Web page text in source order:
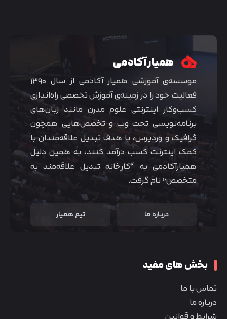
همیار آکادمی
موسسه‌ی آموزشی همیار آکادمی از سال ۱۳۹۰
فعالیت خود را در زمینه‌ی آموزش تخصصی راه‌اندازی
کسب‌و‌کار اینترنتی علوم مدرن مانند زبان‌های
برنامه‌نویسی تحت وب و تخصص‌هایی همچون
گرافیک و وردپرس، با هدف تبدیل علاقه‌مندان با
کمک اینترنت کسب درآمد کنند، به همین دلیل
همیارآکادمی به “کارخانه تبدیل علاقه‌مند به
متخصص” نام گرفت.
درباره ما تیم همیار
بخش های مفید
تماس با ما
درباره ما